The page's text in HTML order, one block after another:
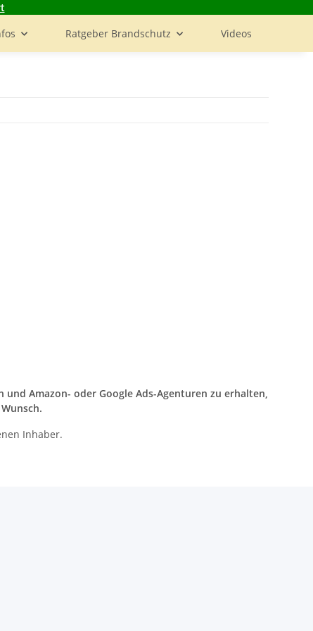
Ratgeber Brandschutz Videos
Amazon- oder Google Ads-Agenturen zu erhalten,
Inhaber.